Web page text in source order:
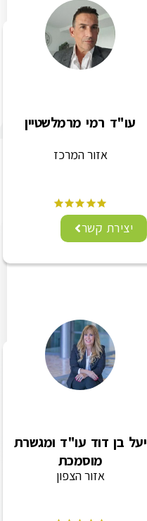
עו"ד רמי מרמלשטיין
אזור המרכז
יצירת קשר
יעל בן דוד עו"ד ומגשרת
מוסמכת
אזור הצפון